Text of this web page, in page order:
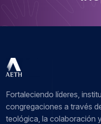
Fortaleciendo líderes,
congregaciones a través
teológica, la colaboración